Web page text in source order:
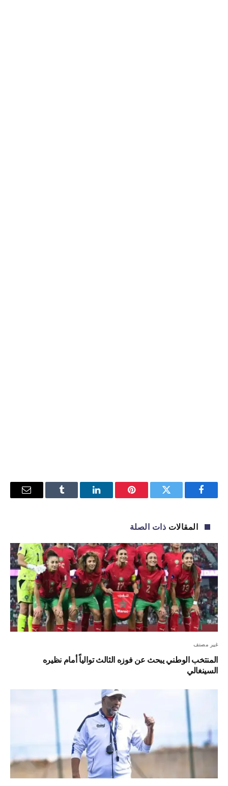
فيسبوك تويتر بينتيريستلينكدإن Tumblr
البريد
المقالات ذات الصلة
غير مصنف
المنتخب الوطني يبحث عن فوزه الثالث توالياً أمام نظيره
السينغالي